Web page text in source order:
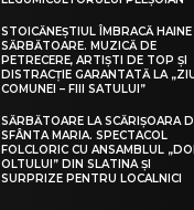
STOICĂNEȘTIUL ÎMBRACĂ
SĂRBĂTOARE. MUZICĂ DE
PETRECERE, ARTIȘTI DE TOP ȘI
DISTRACȚIE GARANTATĂ LA
COMUNEI – FIII SATULUI”
SĂRBĂTOARE LA SCĂRIȘOARA
SFÂNTA MARIA. SPECTACOL
FOLCLORIC CU ANSAMBLUL
OLTULUI” DIN SLATINA ȘI
SURPRIZE PENTRU LOCALNICI